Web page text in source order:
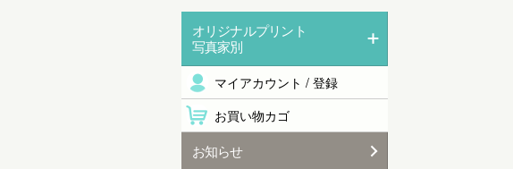
オリジナルプリント
写真家別
マイアカウント / 登録
お買い物カゴ
お知らせ